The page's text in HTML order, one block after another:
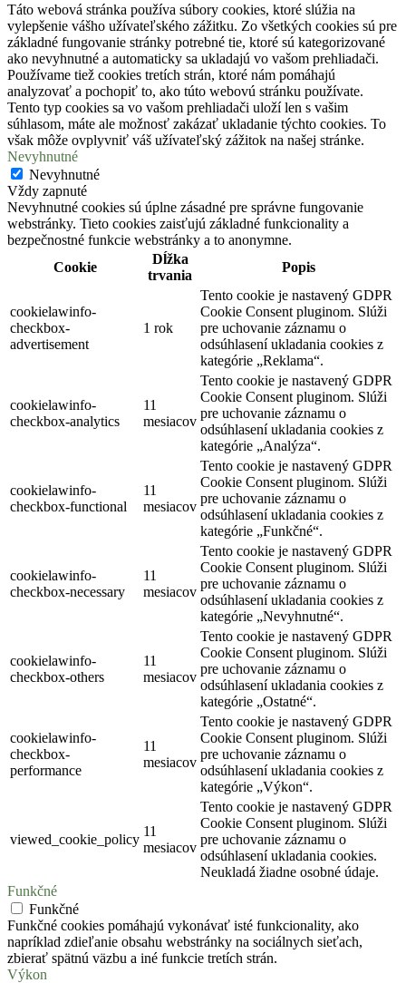
Táto webová stránka používa súbory cookies, ktoré slúžia na
vylepšenie vášho užívateľského zážitku. Zo všetkých cookies sú pre
základné fungovanie stránky potrebné tie, ktoré sú kategorizované
ako nevyhnutné a automaticky sa ukladajú vo vašom prehliadači.
Používame tiež cookies tretích strán, ktoré nám pomáhajú
analyzovať a pochopiť to, ako túto webovú stránku používate.
Tento typ cookies sa vo vašom prehliadači uloží len s vašim
súhlasom, máte ale možnosť zakázať ukladanie týchto cookies. To
však môže ovplyvniť váš užívateľský zážitok na našej stránke.
Nevyhnutné
Nevyhnutné
Vždy zapnuté
Nevyhnutné cookies sú úplne zásadné pre správne fungovanie
webstránky. Tieto cookies zaisťujú základné funkcionality a
bezpečnostné funkcie webstránky a to anonymne.
Cookie
Dĺžka
trvania
Popis
cookielawinfo-
checkbox-
advertisement
1 rok
Tento cookie je nastavený GDPR
Cookie Consent pluginom. Slúži
pre uchovanie záznamu o
odsúhlasení ukladania cookies z
kategórie „Reklama“.
cookielawinfo-
checkbox-analytics
11
mesiacov
Tento cookie je nastavený GDPR
Cookie Consent pluginom. Slúži
pre uchovanie záznamu o
odsúhlasení ukladania cookies z
kategórie „Analýza“.
cookielawinfo-
checkbox-functional
11
mesiacov
Tento cookie je nastavený GDPR
Cookie Consent pluginom. Slúži
pre uchovanie záznamu o
odsúhlasení ukladania cookies z
kategórie „Funkčné“.
cookielawinfo-
checkbox-necessary
11
mesiacov
Tento cookie je nastavený GDPR
Cookie Consent pluginom. Slúži
pre uchovanie záznamu o
odsúhlasení ukladania cookies z
kategórie „Nevyhnutné“.
cookielawinfo-
checkbox-others
11
mesiacov
Tento cookie je nastavený GDPR
Cookie Consent pluginom. Slúži
pre uchovanie záznamu o
odsúhlasení ukladania cookies z
kategórie „Ostatné“.
cookielawinfo-
checkbox-
performance
11
mesiacov
Tento cookie je nastavený GDPR
Cookie Consent pluginom. Slúži
pre uchovanie záznamu o
odsúhlasení ukladania cookies z
kategórie „Výkon“.
viewed_cookie_policy
11
mesiacov
Tento cookie je nastavený GDPR
Cookie Consent pluginom. Slúži
pre uchovanie záznamu o
odsúhlasení ukladania cookies.
Neukladá žiadne osobné údaje.
Funkčné
Funkčné
Funkčné cookies pomáhajú vykonávať isté funkcionality, ako
napríklad zdieľanie obsahu webstránky na sociálnych sieťach,
zbierať spätnú väzbu a iné funkcie tretích strán.
Výkon